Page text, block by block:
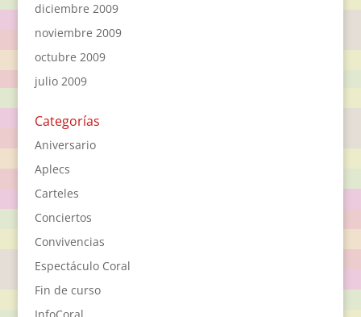
diciembre 2009
noviembre 2009
octubre 2009
julio 2009
Categorías
Aniversario
Aplecs
Carteles
Conciertos
Convivencias
Espectáculo Coral
Fin de curso